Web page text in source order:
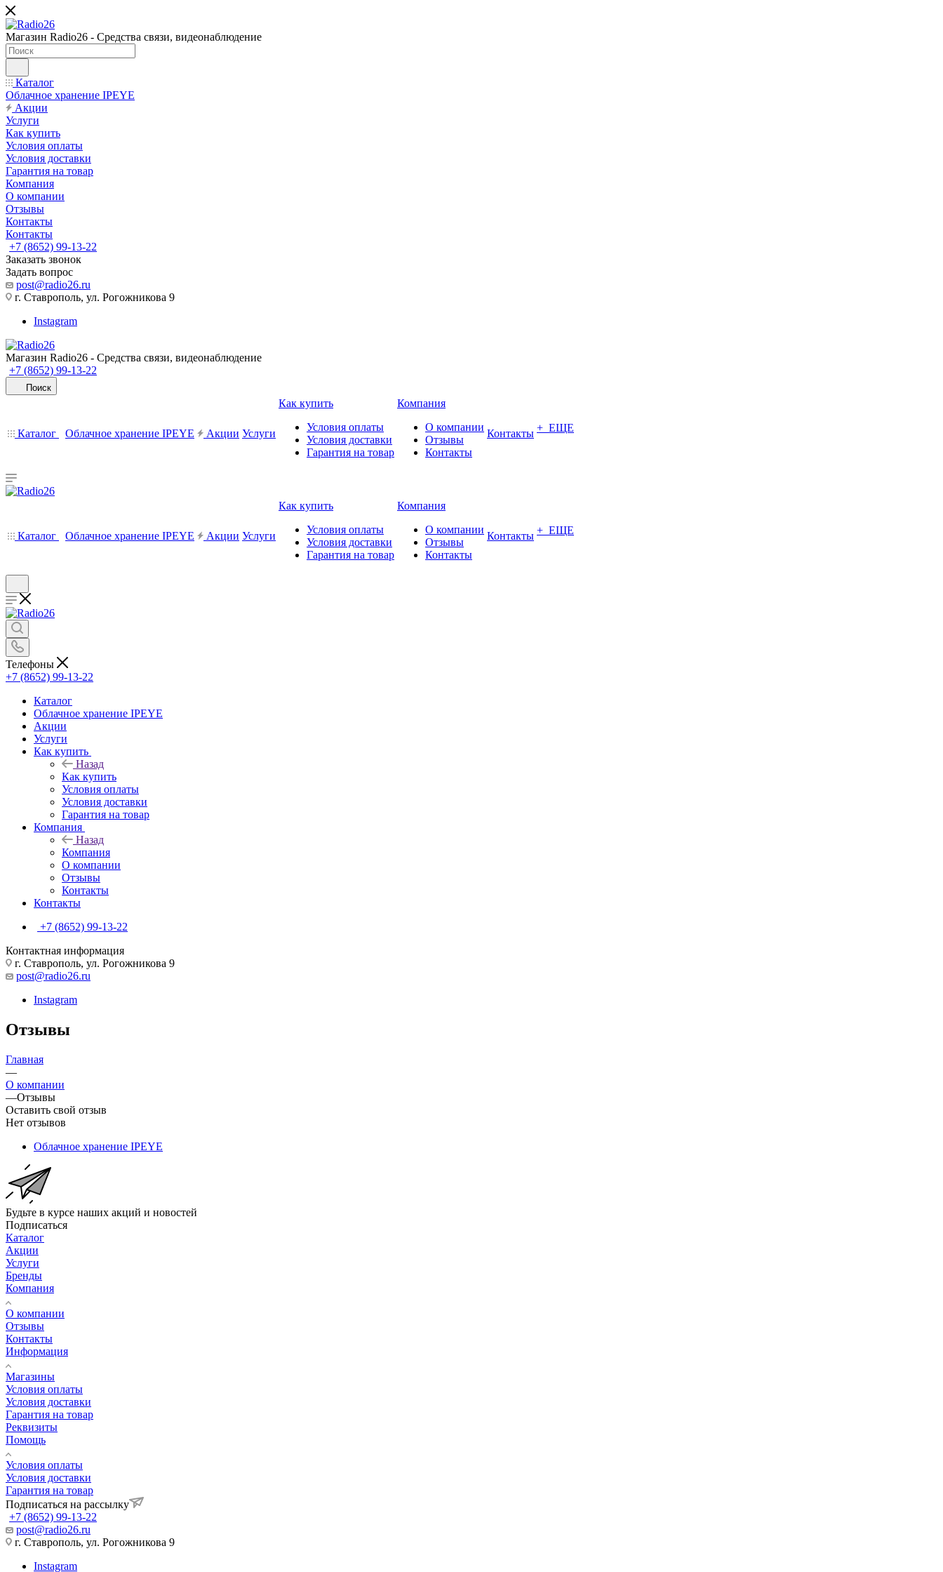
Магазин Radio26 - Средства связи, видеонаблюдение
Каталог
Облачное хранение IPEYE
Акции
Услуги
Как купить
Условия оплаты
Условия доставки
Гарантия на товар
Компания
О компании
Отзывы
Контакты
Контакты
+7 (8652) 99-13-22
Заказать звонок
Задать вопрос
post@radio26.ru
г. Ставрополь, ул. Рогожникова 9
Instagram
Магазин Radio26 - Средства связи, видеонаблюдение
+7 (8652) 99-13-22
Поиск
Каталог Облачное хранение IPEYE Акции Услуги
Как купить
Условия оплаты
Условия доставки
Гарантия на товар
Компания
О компании
Отзывы
Контакты
Контакты + ЕЩЕ
Каталог Облачное хранение IPEYE Акции Услуги
Как купить
Условия оплаты
Условия доставки
Гарантия на товар
Компания
О компании
Отзывы
Контакты
Контакты + ЕЩЕ
Телефоны
+7 (8652) 99-13-22
Каталог
Облачное хранение IPEYE
Акции
Услуги
Как купить
Назад
Как купить
Условия оплаты
Условия доставки
Гарантия на товар
Компания
Назад
Компания
О компании
Отзывы
Контакты
Контакты
+7 (8652) 99-13-22
Контактная информация
г. Ставрополь, ул. Рогожникова 9
post@radio26.ru
Instagram
Отзывы
Главная
—
О компании
—Отзывы
Оставить свой отзыв
Нет отзывов
Облачное хранение IPEYE
Будьте в курсе наших акций и новостей
Подписаться
Каталог
Акции
Услуги
Бренды
Компания
О компании
Отзывы
Контакты
Информация
Магазины
Условия оплаты
Условия доставки
Гарантия на товар
Реквизиты
Помощь
Условия оплаты
Условия доставки
Гарантия на товар
Подписаться на рассылку
+7 (8652) 99-13-22
post@radio26.ru
г. Ставрополь, ул. Рогожникова 9
Instagram